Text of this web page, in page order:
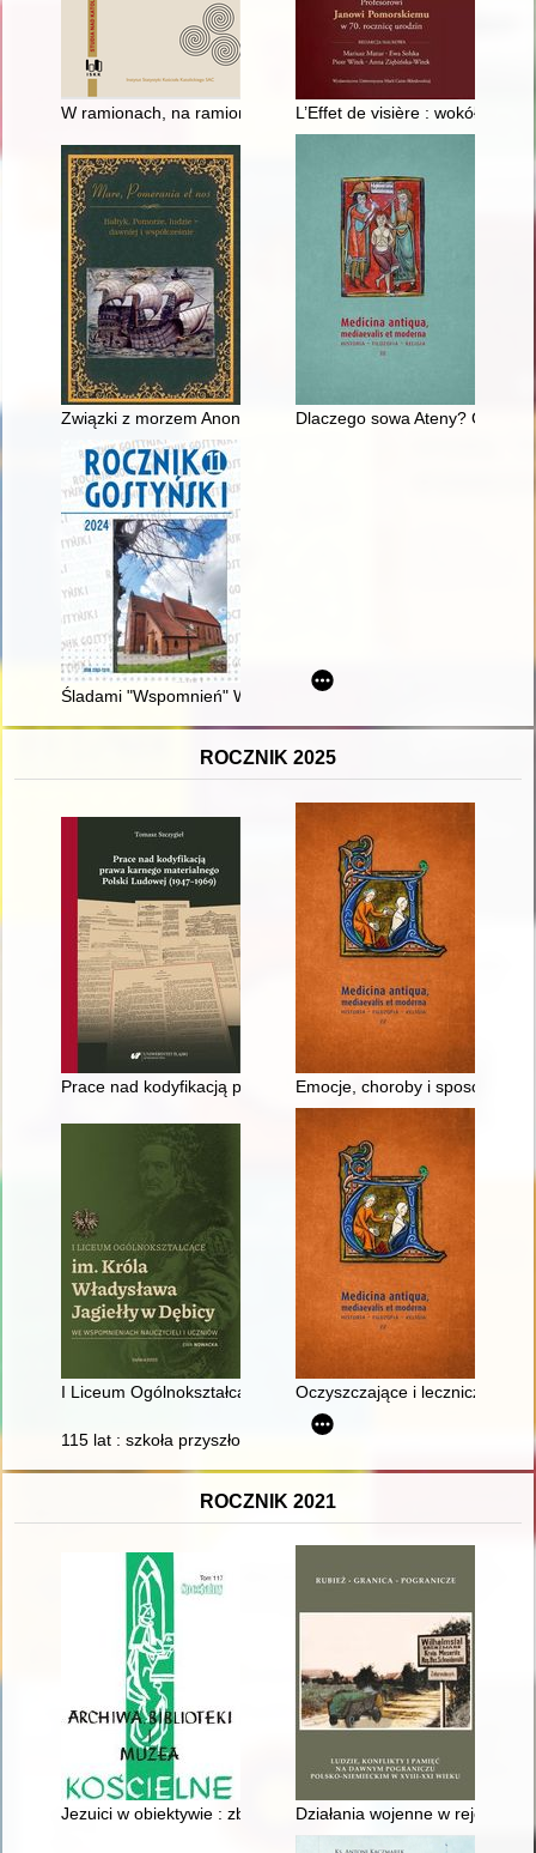
W ramionach, na ramionach i wśród ramion - o znaczeniu
L’Effet de visière : wokół
Związki z morzem Anonima, autora "Kroniki polskiej"
Dlaczego sowa Ateny? Glaux
Śladami "Wspomnień" Wandy z Szymańskich Reichsteinowej
ROCZNIK 2025
Prace nad kodyfikacją prawa karnego materialnego Polski
Emocje, choroby i sposoby
I Liceum Ogólnokształcące im. Króla Władysław Jagiełły w
Oczyszczające i lecznicze
115 lat : szkoła przyszłości : Zespół Szkół Mechanicznych
ROCZNIK 2021
Jezuici w obiektywie : zbiory fotografii Archiwum Prowincji
Działania wojenne w rejonie